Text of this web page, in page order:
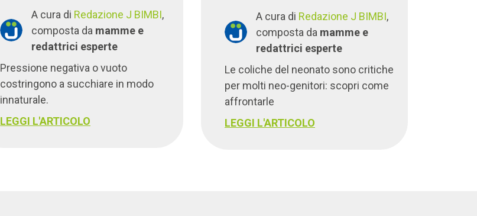
A cura di Redazione J BIMBI,
composta da mamme e
redattrici esperte
Pressione negativa o vuoto
costringono a succhiare in modo
innaturale.
LEGGI L'ARTICOLO
A cura di Redazione J BIMBI,
composta da mamme e
redattrici esperte
Le coliche del neonato sono critiche
per molti neo-genitori: scopri come
affrontarle
LEGGI L'ARTICOLO